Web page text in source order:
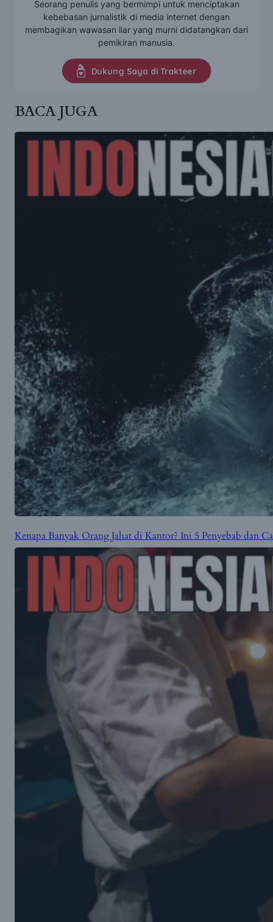
Seorang penulis yang bermimpi untuk menciptakan
kebebasan jurnalistik di media internet dengan
membagikan wawasan liar yang murni didatangkan dari
pemikiran manusia.
Dukung Saya di Trakteer
BACA JUGA
Kenapa Banyak Orang Jahat di Kantor? Ini 5 Penyebab dan